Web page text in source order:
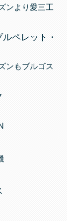
ンより愛三工
ペレット・
ンもブルゴス